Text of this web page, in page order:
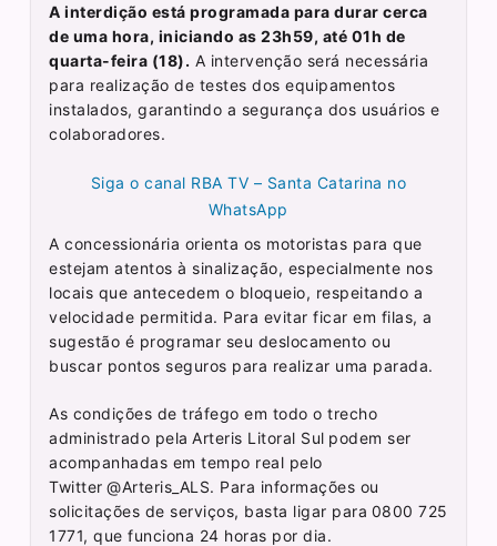
A interdição está programada para durar cerca
de uma hora, iniciando as 23h59, até 01h de
quarta-feira (18). A intervenção será necessária
para realização de testes dos equipamentos
instalados, garantindo a segurança dos usuários e
colaboradores.
Siga o canal RBA TV – Santa Catarina no
WhatsApp
A concessionária orienta os motoristas para que
estejam atentos à sinalização, especialmente nos
locais que antecedem o bloqueio, respeitando a
velocidade permitida. Para evitar ficar em filas, a
sugestão é programar seu deslocamento ou
buscar pontos seguros para realizar uma parada.
As condições de tráfego em todo o trecho
administrado pela Arteris Litoral Sul podem ser
acompanhadas em tempo real pelo
Twitter @Arteris_ALS. Para informações ou
solicitações de serviços, basta ligar para 0800 725
1771, que funciona 24 horas por dia.